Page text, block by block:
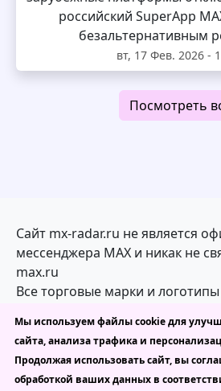
российский SuperApp
безальтернативным
вт, 17 Фев. 2026 -
Посмотреть
Сайт mx-radar.ru не является
мессенджера MAX и никак не
max.ru
Все торговые марки и
mx-radar.ru — каталог каналов,
MAX
Мы используем файлы cookie для
сайта, анализа трафика и
Продолжая использовать сайт, вы
обработкой ваших данных в